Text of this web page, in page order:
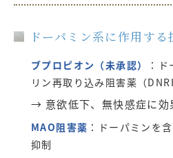
ドーパミン系に作用す
ブプロピオン（未承認）
：
リン再取り込み阻害薬（DNRI
→ 意欲低下、無快感症に効
MAO阻害薬 ：ドーパミンを
抑制